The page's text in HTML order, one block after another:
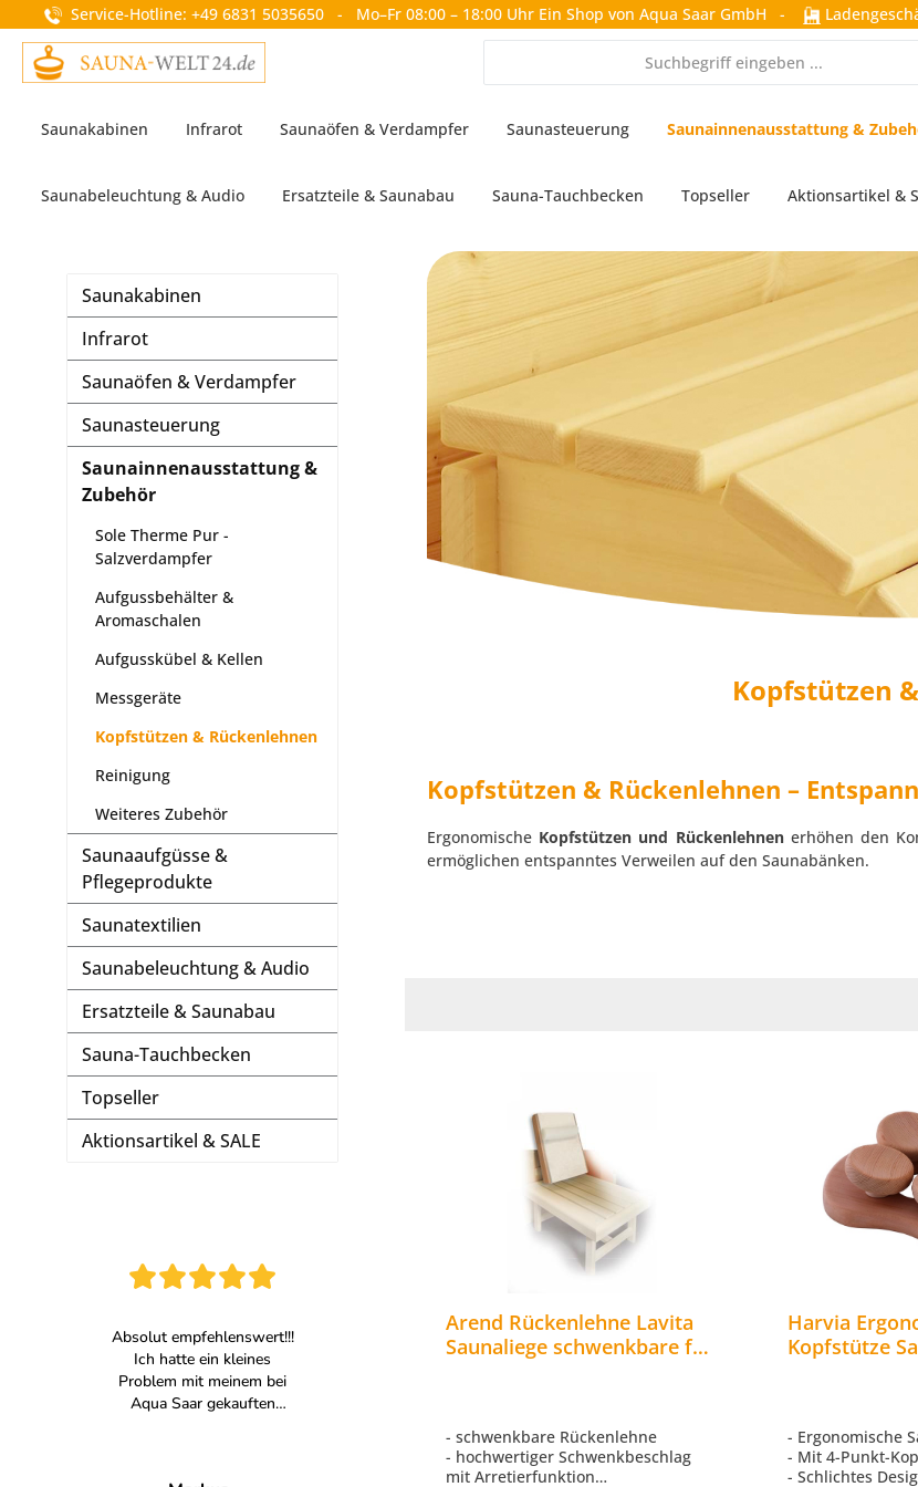
Zur Hauptnavigation springen
Service-Hotline: +49 6831 5035650 - Mo–Fr 08:00 – 18:00 Uhr Ein Shop von Aqua Saar GmbH -
Saunakabinen Infrarot Saunaöfen & Verdampfer Saunasteuerung Saunainnenausstattung &
Saunabeleuchtung & Audio Ersatzteile & Saunabau Sauna-Tauchbecken Topseller Aktionsartikel &
Saunakabinen
Infrarot
Saunaöfen & Verdampfer
Saunasteuerung
Saunainnenausstattung &
Zubehör
Sole Therme Pur -
Salzverdampfer
Aufgussbehälter &
Aromaschalen
Aufgusskübel & Kellen
Messgeräte
Kopfstützen & Rückenlehnen
Reinigung
Weiteres Zubehör
Saunaaufgüsse &
Pflegeprodukte
Saunatextilien
Saunabeleuchtung & Audio
Ersatzteile & Saunabau
Sauna-Tauchbecken
Topseller
Aktionsartikel & SALE
Kopfstützen
Kopfstützen & Rückenlehnen –
Ergonomische Kopfstützen und Rückenlehnenerhöhen den
ermöglichen entspanntes Verweilen auf den Saunabänken.
Arend Rückenlehne Lavita
Saunaliege schwenkbare für
- schwenkbare Rückenlehne
- hochwertiger Schwenkbeschlag
mit Arretierfunktion
Harvia
Kopfstütze
- Ergonomische
- Mit 4-Punkt-
- Schlichtes